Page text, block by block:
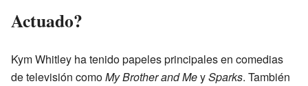
Actuado?
Kym Whitley ha tenido papeles principales en comedias
de televisión comoMy Brother and MeySparks. También